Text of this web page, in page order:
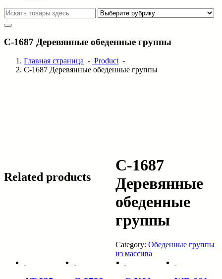
C-1687 Деревянные обеденные группы
Главная страница - Product-
C-1687 Деревянные обеденные группы
C-1687
Деревянные
обеденные
группы
Category: Обеденные группы
из массива
Related products